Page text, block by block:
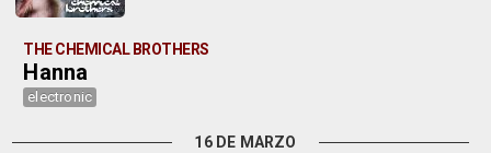
THE CHEMICAL BROTHERS
Hanna
electronic
16 DE MARZO